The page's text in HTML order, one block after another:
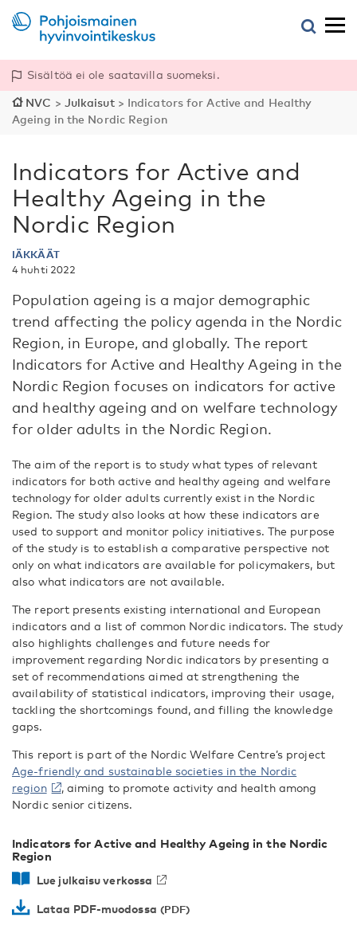
Sisältöä ei ole saatavilla suomeksi.
NVC > Julkaisut> Indicators for Active and Healthy
Ageing in the Nordic Region
Indicators for Active and
Healthy Ageing in the
Nordic Region
IÄKKÄÄT
4 huhti 2022
Population ageing is a major demographic
trend affecting the policy agenda in the Nordic
Region, in Europe, and globally. The report
Indicators for Active and Healthy Ageing in the
Nordic Region focuses on indicators for active
and healthy ageing and on welfare technology
for older adults in the Nordic Region.
The aim of the report is to study what types of relevant
indicators for both active and healthy ageing and welfare
technology for older adults currently exist in the Nordic
Region. The study also looks at how these indicators are
used to support and monitor policy initiatives. The purpose
of the study is to establish a comparative perspective not
only on what indicators are available for policymakers, but
also what indicators are not available.
The report presents existing international and European
indicators and a list of common Nordic indicators. The study
also highlights challenges and future needs for
improvement regarding Nordic indicators by presenting a
set of recommendations aimed at strengthening the
availability of statistical indicators, improving their usage,
tackling the shortcomings found, and filling the knowledge
gaps.
This report is part of the Nordic Welfare Centre’s project
Age-friendly and sustainable societies in the Nordic
region
, aiming to promote activity and health among
Nordic senior citizens.
Indicators for Active and Healthy Ageing in the Nordic
Region
Lue julkaisu verkossa
Lataa PDF-muodossa